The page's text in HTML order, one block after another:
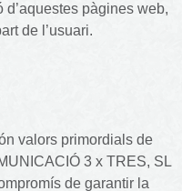
pàgines web,
de l’usuari.
valors primordials de
3 x TRES, SL
de garantir la